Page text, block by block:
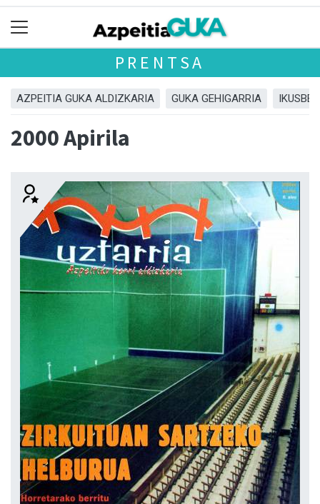
PRENTSA
AZPEITIA GUKA ALDIZKARIA GUKA GEHIGARRIA
2000 Apirila